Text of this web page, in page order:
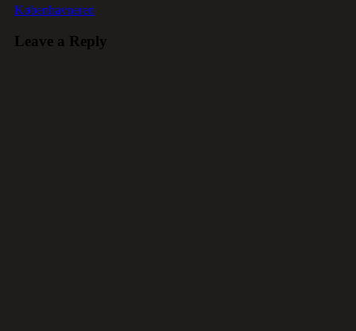
Københavneren
Leave a Reply